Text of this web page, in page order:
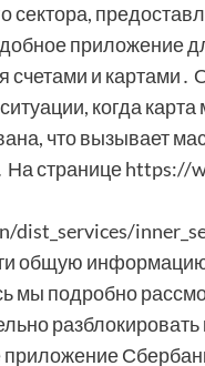
сектора,
приложение
счетами и картами․
когда
что вызывает
На странице https://
dist_services/
общую
мы подробно
разблокировать